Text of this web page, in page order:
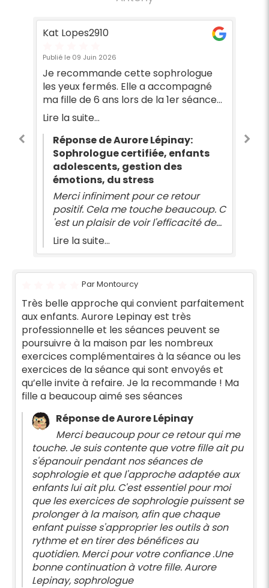
Kat Lopes2910
Publié le 09 Juin 2026
Je recommande cette sophrologue
les yeux fermés. Elle a accompagné
ma fille de 6 ans lors de la 1er séance
sur plusieurs séances lorsqu elle était
professionnalisme, de douceur et de
bienveillance. Très attentive et à
l'écoute, elle a su instaurer un climat
de confiance dès les premières
rencontres, permettant à ma fille de
se sentir à l'aise et en sécurité. Sa
patience, son empathie et sa capacité
à s'adapter aux besoins ont été
remarquables surtout avec ma petite
puce . Les séances ont apporté de
réels bénéfices et ma fille y allait
toujours avec plaisir. Un grand merci
pour cet accompagnement de qualité,
humain et rassurant. Lorsque ma fille
ressent le besoin on reprend quelques
séances qui lui permet de reprendre
confiance .Je recommande vivement
cette professionnelle à tous les
parents qui recherchent une
sophrologue compétente, douce et à
l'écoute pour les petits Loulous
Lire la suite...
Réponse de Aurore Lépinay:
Sophrologue certifiée, enfants
adolescents, gestion des
émotions, du stress
Merci infiniment pour ce retour
positif. Cela me touche beaucoup. C
'est un plaisir de voir l'efficacité de
la sophrologie sur votre enfant. C
continuation.
Lire la suite...
Par Montourcy
Très belle approche qui convient parfaitement
aux enfants. Aurore Lepinay est très
professionnelle et les séances peuvent se
poursuivre à la maison par les nombreux
exercices complémentaires à la séance ou les
exercices de la séance qui sont envoyés et
qu’elle invite à refaire. Je la recommande ! Ma
fille a beaucoup aimé ses séances
Réponse de Aurore Lépinay
Merci beaucoup pour ce retour qui me
touche. Je suis contente que votre fille ait pu
s'épanouir pendant nos séances de
sophrologie et que l'approche adaptée aux
enfants lui ait plu. C'est essentiel pour moi
que les exercices de sophrologie puissent se
prolonger à la maison, afin que chaque
enfant puisse s'approprier les outils à son
rythme et en tirer des bénéfices au
quotidien. Merci pour votre confiance .Une
bonne continuation à votre fille. Aurore
Lepinay, sophrologue